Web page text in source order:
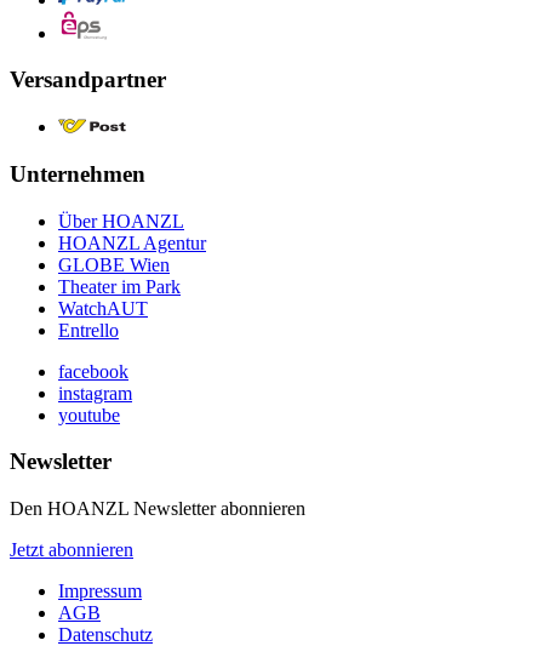
Versandpartner
Unternehmen
Über HOANZL
HOANZL Agentur
GLOBE Wien
Theater im Park
WatchAUT
Entrello
facebook
instagram
youtube
Newsletter
Den HOANZL Newsletter abonnieren
Jetzt abonnieren
Impressum
AGB
Datenschutz